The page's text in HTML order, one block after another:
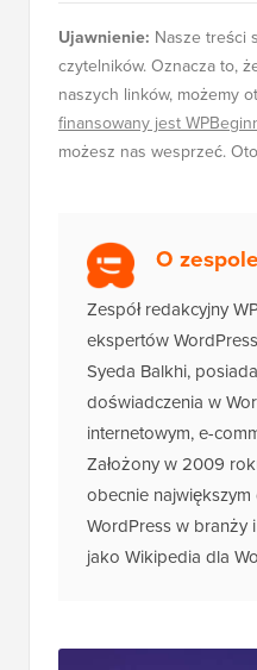
Ujawnienie: Nasze treści
czytelników. Oznacza to,
naszych linków, możemy
finansowany jest
Zespół redakcyjny
ekspertów
Syeda Balkhi,
doświadczenia w
internetowym, e-
Założony w 2009
obecnie
WordPress w branży